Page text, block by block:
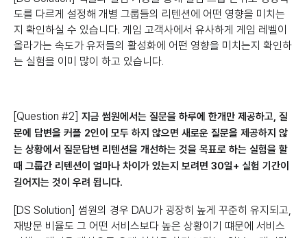
도를 다르게 설정해 개별 그룹들의 리텐션에 어떤 영향을 미치는
지 확인하실 수 있습니다. 게임 고객사에서 유사하게 게임 레벨이
올라가는 속도가 유저들의 활성화에 어떤 영향을 미치는지 확인하
는 실험을 이미 많이 하고 있습니다.
[Question #2] 지금 썸원에서는 질문을 하루에 한개만 제공하고, 질
문에 답변을 커플 2인이 모두 하지 않으면 새로운 질문을 제공하지 않
는 상황에서 질문답변 리텐션을 개선하는 것을 목표로 하는 실험을 할
때 그룹간 리텐션이 얼마나 차이가 있는지 보려면 30일+ 실험 기간이
길어지는 것이 우려 됩니다.
[DS Solution] 썸원의 경우 DAU가 굉장히 높게 꾸준히 유지되고,
재방문 비율도 그 어떤 서비스보다 높은 상황이기 떄문에 서비스